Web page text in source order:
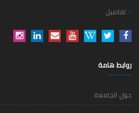
تفاصيل
روابط هامة
حول الجامعة